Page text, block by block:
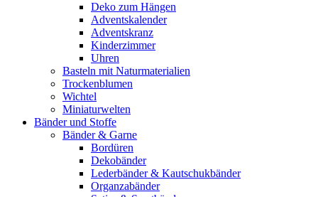
Deko zum Hängen
Adventskalender
Adventskranz
Kinderzimmer
Uhren
Basteln mit Naturmaterialien
Trockenblumen
Wichtel
Miniaturwelten
Bänder und Stoffe
Bänder & Garne
Bordüren
Dekobänder
Lederbänder & Kautschukbänder
Organzabänder